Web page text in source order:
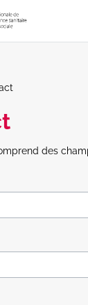
des